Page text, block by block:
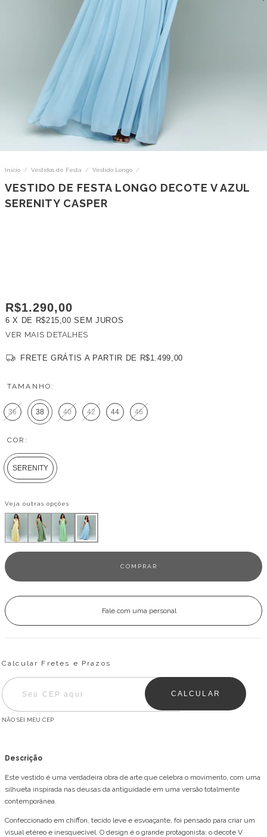
Início / Vestidos de Festa / Vestido Longo /
VESTIDO DE FESTA LONGO DECOTE V AZUL
SERENITY CASPER
R$1.290,00
6 X DE R$215,00 SEM JUROS
VER MAIS DETALHES
FRETE GRÁTIS A PARTIR DE R$1.499,00
TAMANHO:
36 38 40 42 44 46
COR:
SERENITY
Veja outras opções
Fale com uma personal
Calcular Fretes e Prazos
CALCULAR
NÃO SEI MEU CEP
Descrição
Este vestido é uma verdadeira obra de arte que celebra o movimento, com uma
silhueta inspirada nas deusas da antiguidade em uma versão totalmente
contemporânea.
Confeccionado em chiffon, tecido leve e esvoaçante, foi pensado para criar um
visual etéreo e inesquecível. O design é o grande protagonista: o decote V